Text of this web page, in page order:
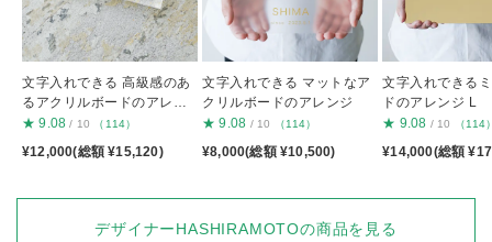
文字入れできる 高級感のあ
るアクリルボードのアレン
ジ
★ 9.08 / 10 （114）
¥12,000(総額 ¥15,120)
文字入れできる マットなア
クリルボードのアレンジ
★ 9.08 / 10 （114）
¥8,000(総額 ¥10,500)
文字入れできる
ドのアレンジ L
★ 9.08 / 10 （114
¥14,000(総額
デザイナーHASHIRAMOTOの商品を見る